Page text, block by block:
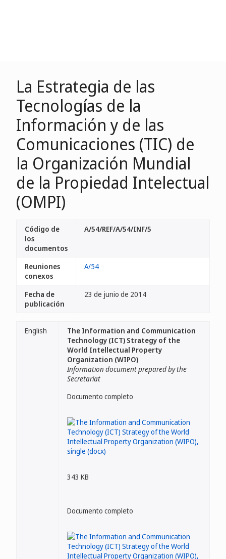
La Estrategia de las
Tecnologías de la
Información y de las
Comunicaciones (TIC) de
la Organización Mundial
de la Propiedad Intelectual
(OMPI)
Código de
los
documentos
A/54/REF/A/54/INF/5
Reuniones
conexos
A/54
Fecha de
publicación
23 de junio de 2014
English
The Information and Communication
Technology (ICT) Strategy of the
World Intellectual Property
Organization (WIPO)
Information document prepared by the
Secretariat
Documento completo
343 KB
Documento completo